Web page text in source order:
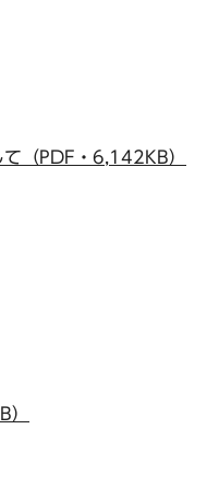
（PDF・6,142KB）